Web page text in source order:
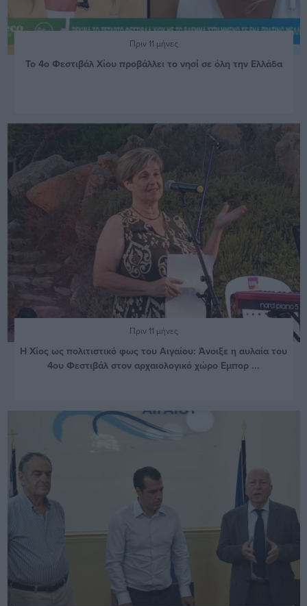
Πριν 11 μήνες
Το 4ο Φεστιβάλ Χίου προβάλλει το νησί σε όλη την Ελλάδα
Πριν 11 μήνες
Η Χίος ως πολιτιστικό φως του Αιγαίου: Άνοιξε η αυλαία του
4ου Φεστιβάλ στον αρχαιολογικό χώρο Εμπορ ...